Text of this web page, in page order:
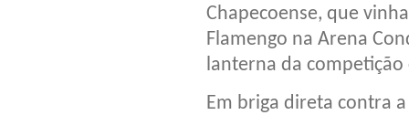
Chapecoense, que
Flamengo na Arena
lanterna da
Em briga direta contra